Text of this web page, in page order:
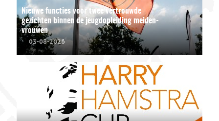
Nieuwe functies voor twee vertrouwde
gezichten binnen de jeugdopleiding meiden-
vrouwen
03-08-2026